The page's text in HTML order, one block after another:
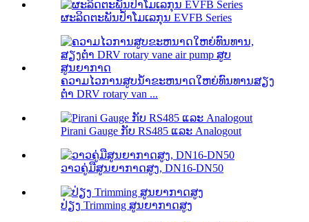
ຜະລິດຕະພັນປ້ຳໂມເລກຸນ EVFB Series
ຄວາມໄວການສູບນ້ໍາຂະຫນາດໃຫຍ່ທົນທານສຽງ
ຕ່ໍາ DRV rotary van ...
Pirani Gauge ກັບ RS485 ແລະ Analogout
ວາວຄູ່ມືສູນຍາກາດສູງ, DN16-DN50
ປ່ຽງ Trimming ສູນຍາກາດສູງ